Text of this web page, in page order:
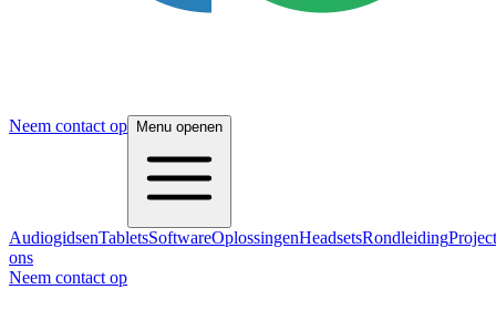
Neem contact op Menu openen
AudiogidsenTabletsSoftwareOplossingenHeadsetsRondleiding
ons
Neem contact op